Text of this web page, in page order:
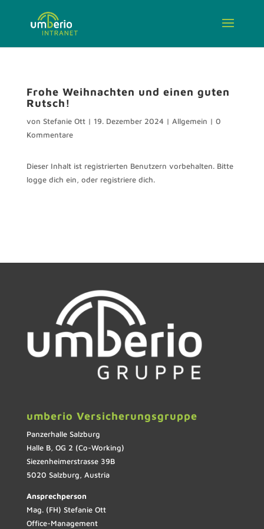
Frohe Weihnachten und einen guten
Rutsch!
von Stefanie Ott| 19. Dezember 2024 | Allgemein | 0
Kommentare
Dieser Inhalt ist registrierten Benutzern vorbehalten. Bitte
logge dich ein, oder registriere dich.
umberio Versicherungsgruppe
Panzerhalle Salzburg
Halle B, OG 2 (Co-Working)
Siezenheimerstrasse 39B
5020 Salzburg, Austria
Ansprechperson
Mag. (FH) Stefanie Ott
Office-Management